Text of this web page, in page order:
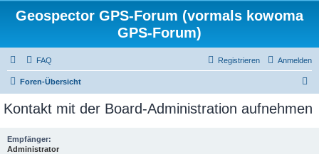
Geospector GPS-Forum (vormals kowoma
GPS-Forum)
FAQ Anmelden
Registrieren
Foren-Übersicht
c
Kontakt mit der Board-Administration aufnehmen
Empfänger:
Administrator